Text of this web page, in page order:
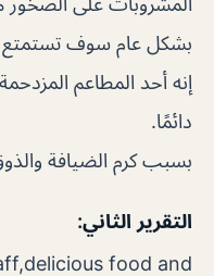
بشكل عام سوف تستمتع
إنه أحد المطاعم
دائمًا.
بسبب كرم الضيافة
التقرير الثاني:
food and